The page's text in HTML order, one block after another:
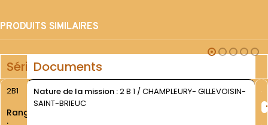
PRODUITS SIMILAIRES
SérieDocuments
2B1
Rang
Nature de la mission :2 B 1 / CHAMPLEURY- GILLEVOISIN-
SAINT-BRIEUC